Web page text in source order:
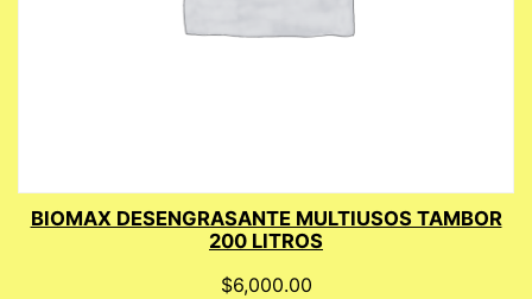
BIOMAX DESENGRASANTE MULTIUSOS TAMBOR
200 LITROS
$6,000.00